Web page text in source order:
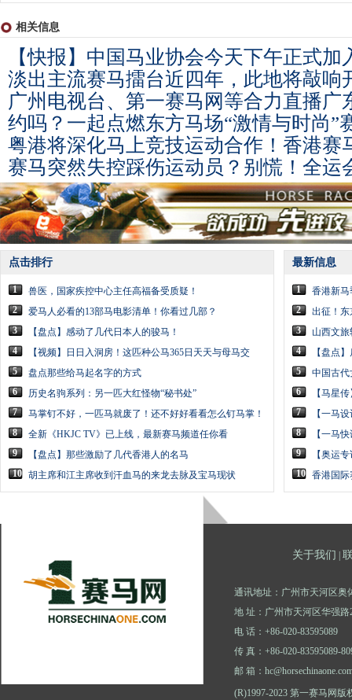
相关信息
【快报】中国马业协会今天下午正式加
淡出主流赛马擂台近四年，此地将敲响
广州电视台、第一赛马网等合力直播广
约吗？一起点燃东方马场“激情与时尚”
粤港将深化马上竞技运动合作！香港赛
赛马突然失控踩伤运动员？别慌！全运
点击排行
1
兽医，国家疾控中心主任高福备受质疑！
2
爱马人必看的13部马电影清单！你看过几部？
3
【盘点】感动了几代日本人的骏马！
4
【视频】日日入洞房！这匹种公马365日天天与母马交
5
盘点那些给马起名字的方式
6
历史名驹系列：另一匹大红怪物“秘书处”
7
马掌钉不好，一匹马就废了！还不好好看看怎么钉马掌！
8
全新《HKJC TV》已上线，最新赛马频道任你看
9
【盘点】那些激励了几代香港人的名马
10 胡主席和江主席收到汗血马的来龙去脉及宝马现状
最新信息
1
香港新马
2
出征！东
3
山西文
4
【盘点
5
中国古代
6
【马星
7
【一马
8
【一马
9
【奥运
10 香港国际
关于我们
通讯地址：广州市天河区奥
地 址：广州市天河区华强路
电 话：+86-020-83595089
传 真：+86-020-83595089-
邮 箱：
(R)1997-2023 第一赛马网版